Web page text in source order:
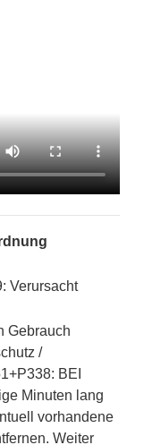
Verursacht
Gebrauch
/
BEI
Minuten lang
vorhandene
Weiter